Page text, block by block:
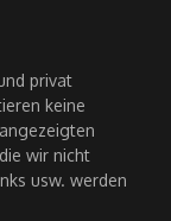
privat
keine
wir nicht
usw. werden